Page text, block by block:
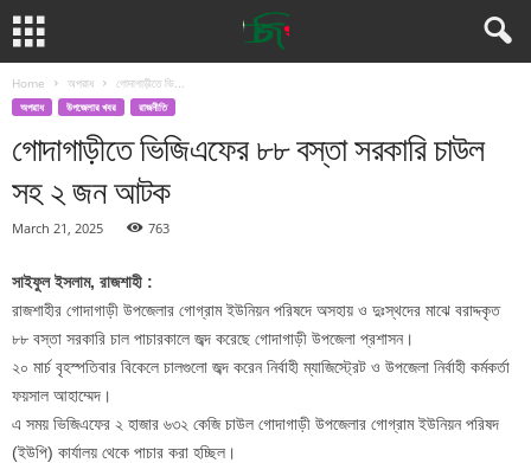
Home অপরাধ গোদাগাড়ীতে ভি...
অপরাধ উপজেলার খবর রাজনীতি
গোদাগাড়ীতে ভিজিএফের ৮৮ বস্তা সরকারি চাউল
সহ ২ জন আটক
March 21, 2025 763
সাইফুল ইসলাম, রাজশাহী :
রাজশাহীর গোদাগাড়ী উপজেলার গোগ্রাম ইউনিয়ন পরিষদে অসহায় ও দুঃস্থদের মাঝে বরাদ্দকৃত
৮৮ বস্তা সরকারি চাল পাচারকালে জব্দ করেছে গোদাগাড়ী উপজেলা প্রশাসন।
২০ মার্চ বৃহস্পতিবার বিকেলে চালগুলো জব্দ করেন নির্বাহী ম্যাজিস্ট্রেট ও উপজেলা নির্বাহী কর্মকর্তা
ফয়সাল আহাম্মেদ।
এ সময় ভিজিএফের ২ হাজার ৬৩২ কেজি চাউল গোদাগাড়ী উপজেলার গোগ্রাম ইউনিয়ন পরিষদ
(ইউপি) কার্যালয় থেকে পাচার করা হচ্ছিল।